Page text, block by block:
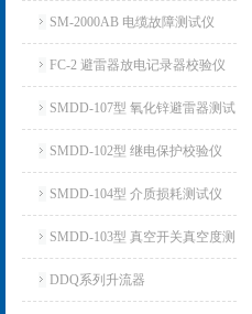
SM-2000AB 电缆故障测试仪
FC-2 避雷器放电记录器校验仪
SMDD-107型 氧化锌避雷器测试
仪
SMDD-102型 继电保护校验仪
SMDD-104型 介质损耗测试仪
SMDD-103型 真空开关真空度测
试仪
DDQ系列升流器